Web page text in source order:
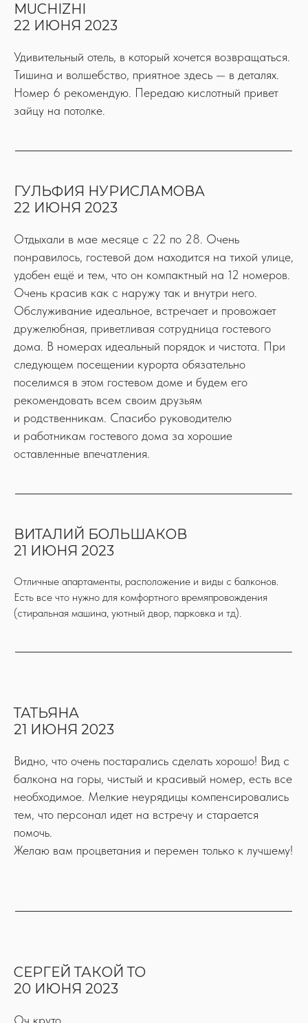
MUCHIZHI
22 ИЮНЯ 2023
Удивительный отель, в который хочется возвращаться.
Тишина и волшебство, приятное здесь — в деталях.
Номер 6 рекомендую. Передаю кислотный привет
зайцу на потолке.
ГУЛЬФИЯ НУРИСЛАМОВА
22 ИЮНЯ 2023
Отдыхали в мае месяце с 22 по 28. Очень
понравилось, гостевой дом находится на тихой улице,
удобен ещё и тем, что он компактный на 12 номеров.
Очень красив как с наружу так и внутри него.
Обслуживание идеальное, встречает и провожает
дружелюбная, приветливая сотрудница гостевого
дома. В номерах идеальный порядок и чистота. При
следующем посещении курорта обязательно
поселимся в этом гостевом доме и будем его
рекомендовать всем своим друзьям
и родственникам. Спасибо руководителю
и работникам гостевого дома за хорошие
оставленные впечатления.
ВИТАЛИЙ БОЛЬШАКОВ
21 ИЮНЯ 2023
Отличные апартаменты, расположение и виды с балконов.
Есть все что нужно для комфортного времяпровождения
(стиральная машина, уютный двор, парковка и тд).
ТАТЬЯНА
21 ИЮНЯ 2023
Видно, что очень постарались сделать хорошо! Вид с
балкона на горы, чистый и красивый номер, есть все
необходимое. Мелкие неурядицы компенсировались
тем, что персонал идет на встречу и старается
помочь.
Желаю вам процветания и перемен только к лучшему!
СЕРГЕЙ ТАКОЙ ТО
20 ИЮНЯ 2023
Оч круто